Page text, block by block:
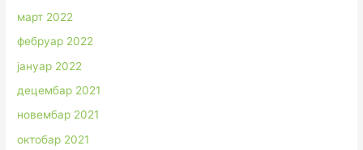
март 2022
фебруар 2022
јануар 2022
децембар 2021
новембар 2021
октобар 2021